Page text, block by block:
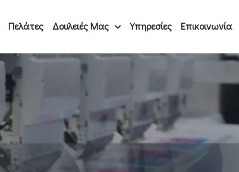
Πελάτες Δουλειές Μας Υπηρεσίες Επικοινωνία